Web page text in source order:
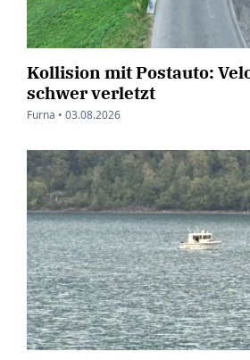
Kollision mit Postauto:
schwer verletzt
Furna • 03.08.2026